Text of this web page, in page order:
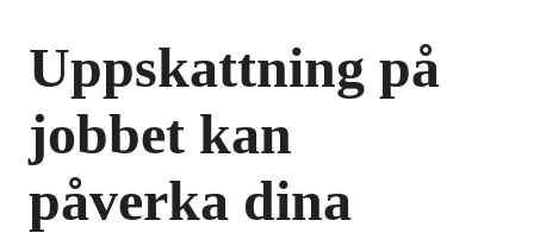
Uppskattning på
jobbet kan
påverka dina